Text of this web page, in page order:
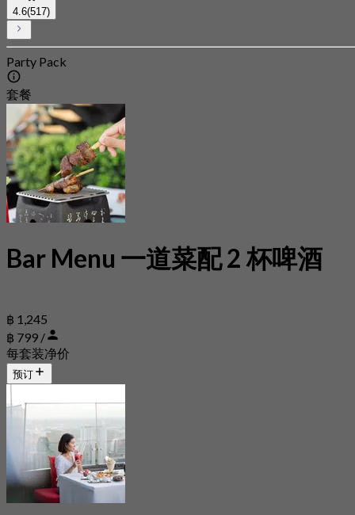
4.6(517)
Party Pack
套餐
Bar Menu 一道菜配 2 杯啤酒
฿ 1,245
฿ 799 /
每套装净价
预订